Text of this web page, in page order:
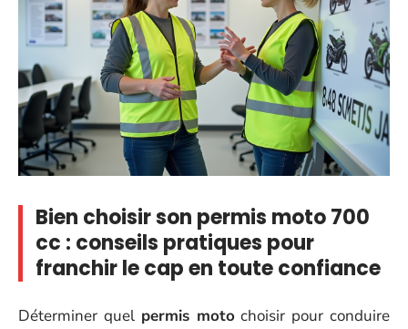
Bien choisir son permis moto 700
cc : conseils pratiques pour
franchir le cap en toute confiance
Déterminer quel permis moto choisir pour conduire